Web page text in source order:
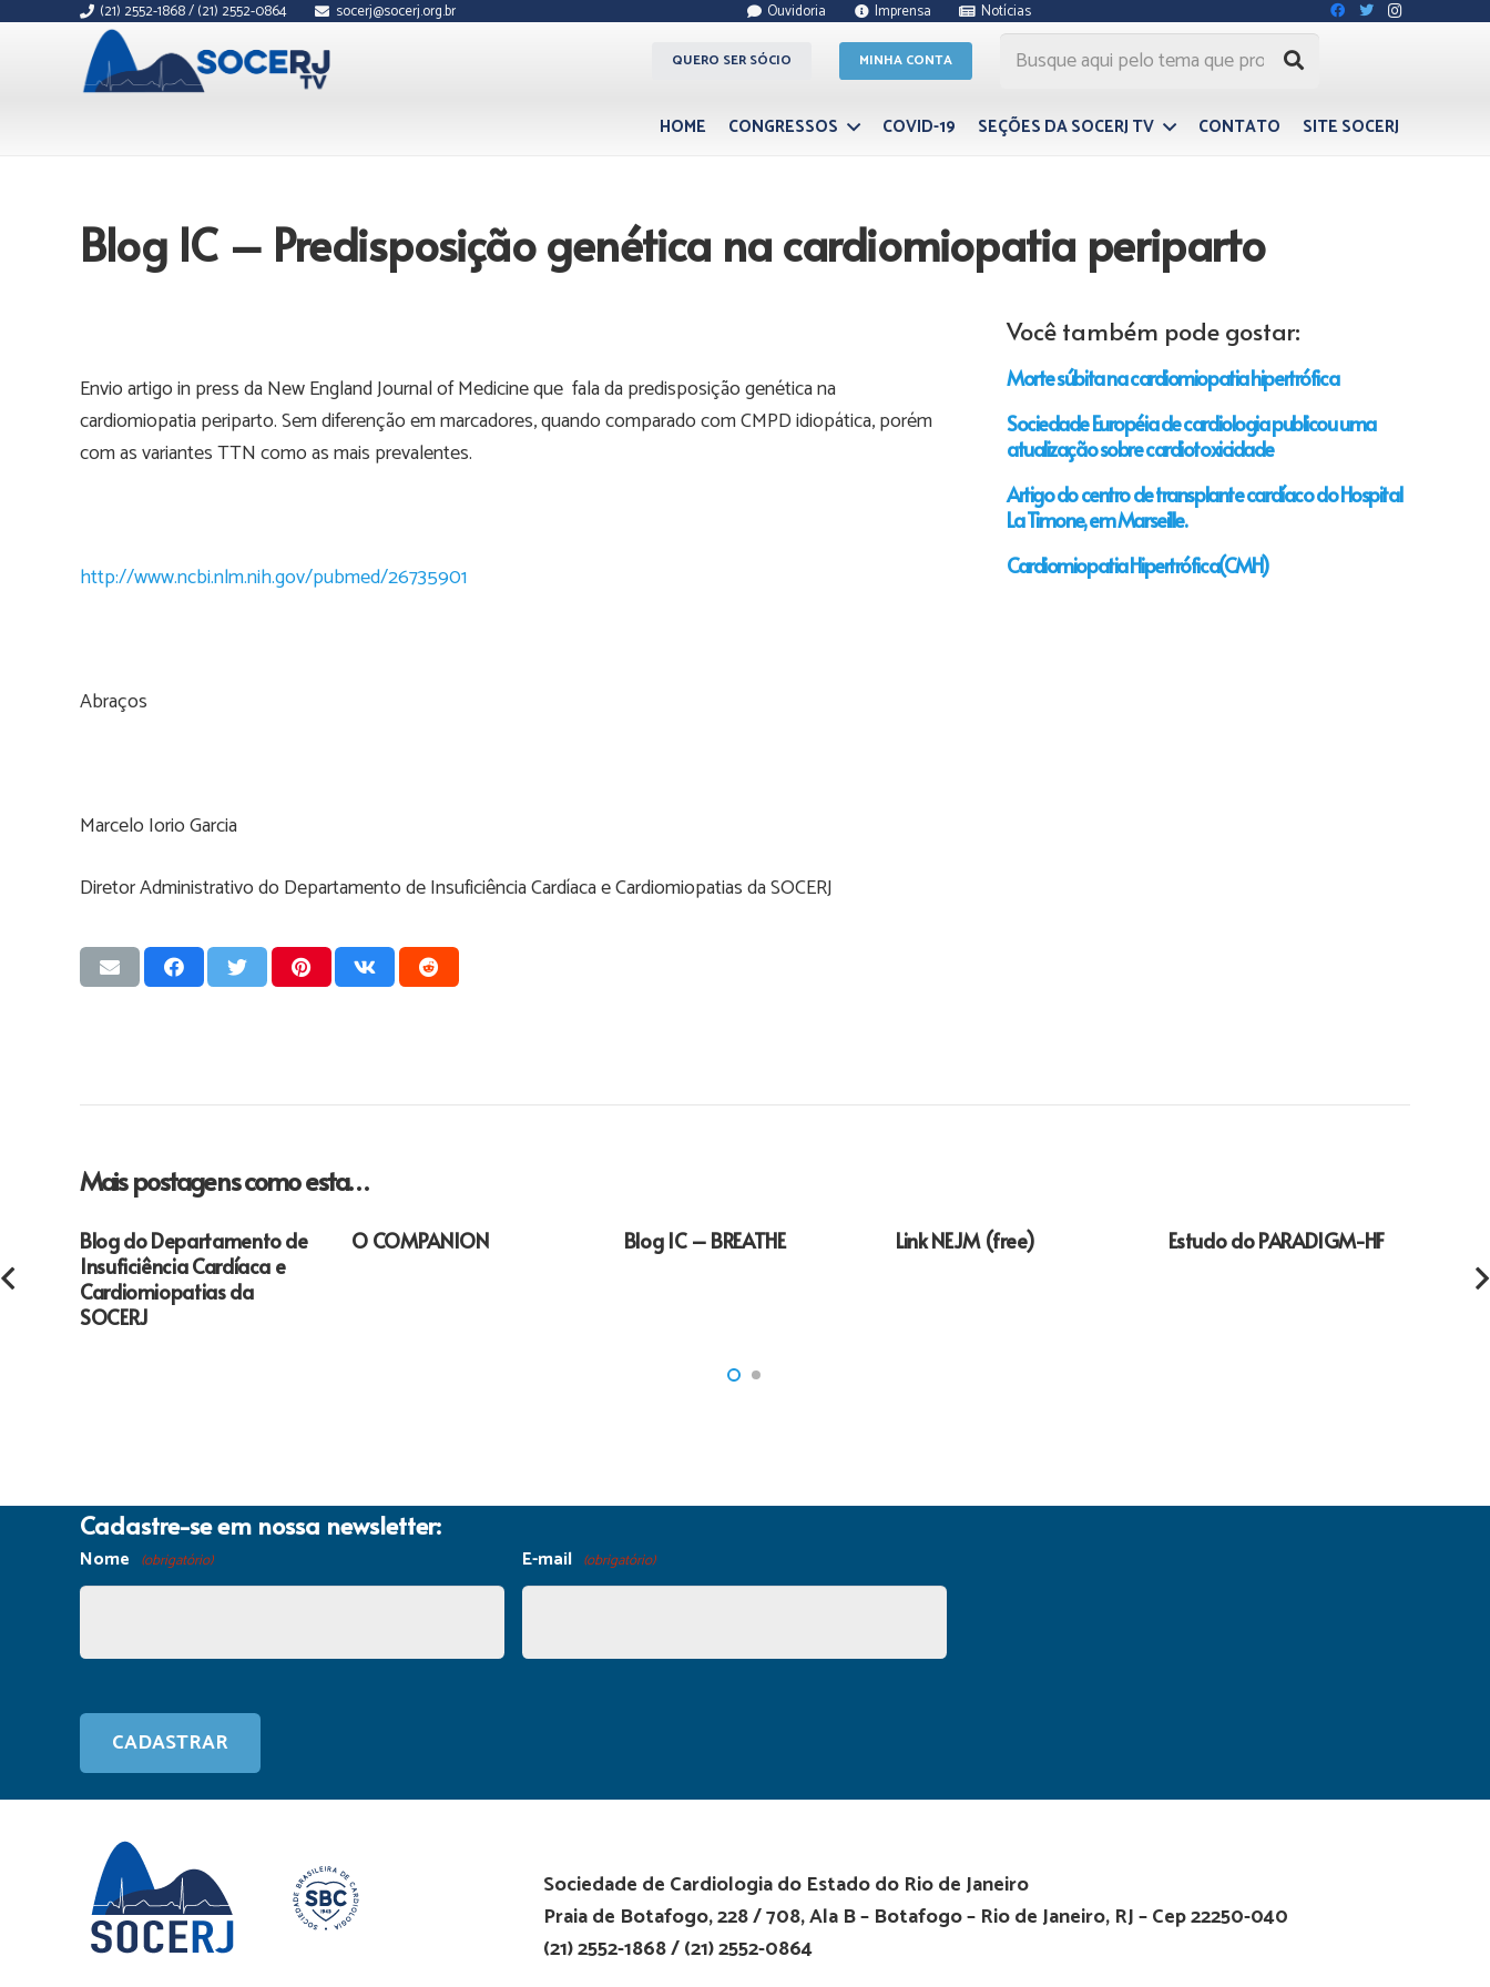
(21) 2552-1868 / (21) 2552-0864 socerj@socerj.org.br Ouvidoria Imprensa Notícias
QUERO SER SÓCIO MINHA CONTA
HOME CONGRESSOS COVID-19 SEÇÕES DA SOCERJ TV CONTATO SITE SOCERJ
Blog IC – Predisposição genética na cardiomiopatia periparto
Envio artigo in press da New England Journal of Medicine que fala da predisposição genética na
cardiomiopatia periparto. Sem diferenção em marcadores, quando comparado com CMPD idiopática, porém
com as variantes TTN como as mais prevalentes.
http://www.ncbi.nlm.nih.gov/pubmed/26735901
Abraços
Marcelo Iorio Garcia
Diretor Administrativo do Departamento de Insuficiência Cardíaca e Cardiomiopatias da SOCERJ
Você também pode gostar:
Morte súbita na cardiomiopatia hipertrófica
Sociedade Européia de cardiologia publicou uma
atualização sobre cardiotoxicidade
Artigo do centro de transplante cardíaco do Hospital
La Timone, em Marseille.
Cardiomiopatia Hipertrófica(CMH)
Mais postagens como esta…
Blog do Departamento de
Insuficiência Cardíaca e
Cardiomiopatias da
SOCERJ
O COMPANION Blog IC – BREATHE Link NEJM (free) Estudo do PARADIGM-HF
Cadastre-se em nossa newsletter:
Nome (obrigatório) E-mail (obrigatório)
Sociedade de Cardiologia do Estado do Rio de Janeiro
Praia de Botafogo, 228 / 708, Ala B – Botafogo – Rio de Janeiro, RJ – Cep 22250-040
(21) 2552-1868 / (21) 2552-0864